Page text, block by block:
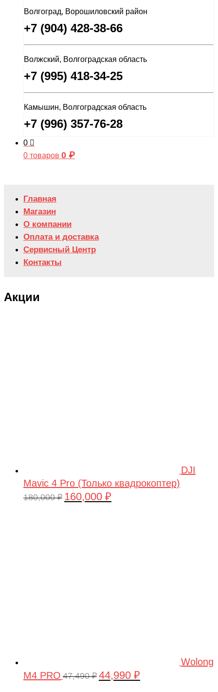
Волгоград, Ворошиловский район
+7 (904) 428-38-66
Волжский, Волгоградская область
+7 (995) 418-34-25
Камышин, Волгоградская область
+7 (996) 357-76-28
0
0 товаров 0 ₽
Главная
Магазин
О компании
Оплата и доставка
Сервисный Центр
Контакты
Акции
DJI
Mavic 4 Pro (Только квадрокоптер)
180,000₽ Первоначальная
160,000 ₽
Wolong
M4 PRO 47,490₽ Первоначальная
44,990 ₽